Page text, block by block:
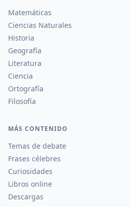
Matemáticas
Ciencias Naturales
Historia
Geografía
Literatura
Ciencia
Ortografía
Filosofía
MÁS CONTENIDO
Temas de debate
Frases célebres
Curiosidades
Libros online
Descargas